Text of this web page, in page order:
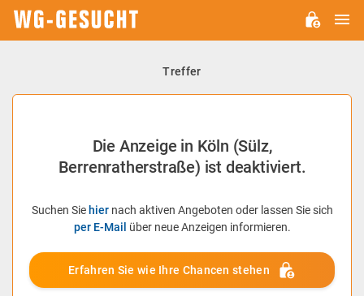
Treffer
Die Anzeige in Köln (Sülz,
Berrenratherstraße) ist deaktiviert.
Suchen Sie hiernach aktiven Angeboten oder lassen Sie sich
per E-Mail über neue Anzeigen informieren.
Erfahren Sie wie Ihre Chancen stehen